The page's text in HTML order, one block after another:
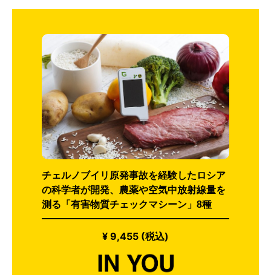
チェルノブイリ原発事故を経験したロシア
の科学者が開発、農薬や空気中放射線量を
測る「有害物質チェックマシーン」8種
¥ 9,455 (税込)